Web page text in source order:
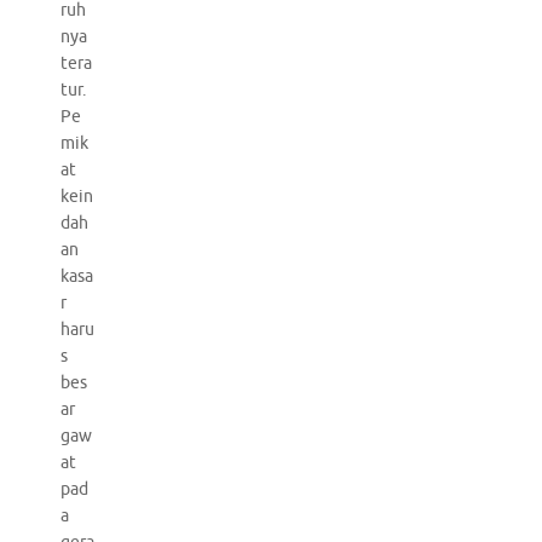
ruh
nya
tera
tur.
Pe
mik
at
kein
dah
an
kasa
r
haru
s
bes
ar
gaw
at
pad
a